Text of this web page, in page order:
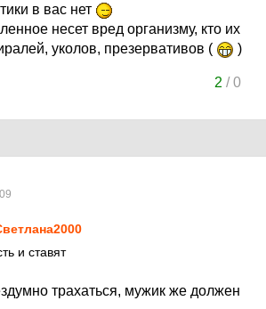
в вас нет
несет вред организму, кто их
уколов, презервативов (
)
2 /0
и ставят
трахаться, мужик же должен